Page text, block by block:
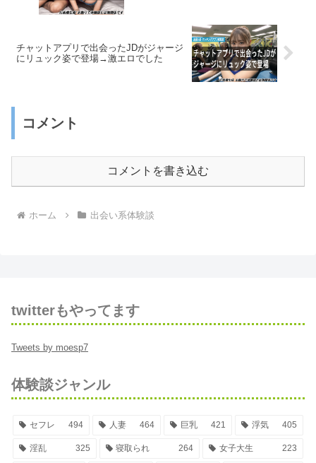
チャットアプリで出会ったJDがジャージ
にリュック姿で登場→激エロでした
コメント
コメントを書き込む
ホーム 出会い系体験談
twitterもやってます
Tweets by moesp7
体験談ジャンル
セフレ 494 人妻 464 巨乳 421 浮気 405
淫乱 325 寝取られ 264 女子大生 223